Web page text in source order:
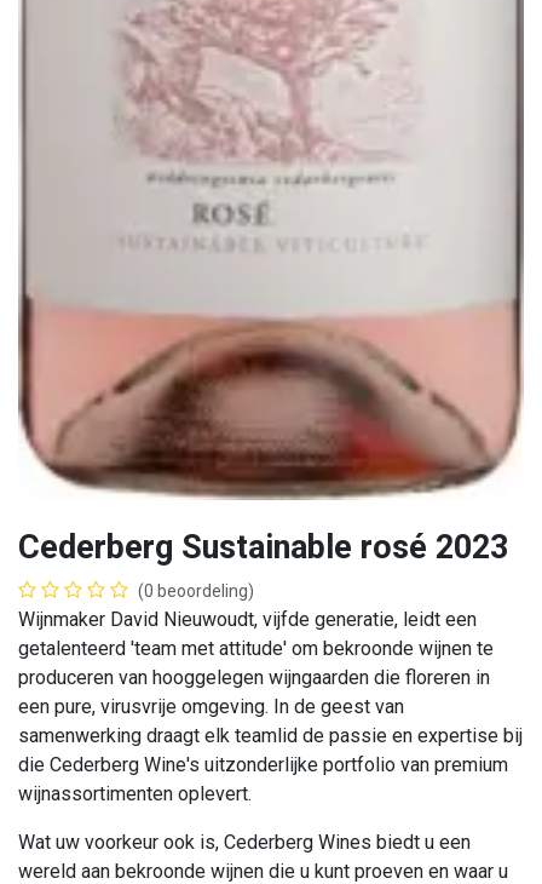
Cederberg Sustainable rosé 2023
(0 beoordeling)
Wijnmaker David Nieuwoudt, vijfde generatie, leidt een
getalenteerd 'team met attitude' om bekroonde wijnen te
produceren van hooggelegen wijngaarden die floreren in
een pure, virusvrije omgeving. In de geest van
samenwerking draagt ​​elk teamlid de passie en expertise bij
die Cederberg Wine's uitzonderlijke portfolio van premium
wijnassortimenten oplevert.
Wat uw voorkeur ook is, Cederberg Wines biedt u een
wereld aan bekroonde wijnen die u kunt proeven en waar u